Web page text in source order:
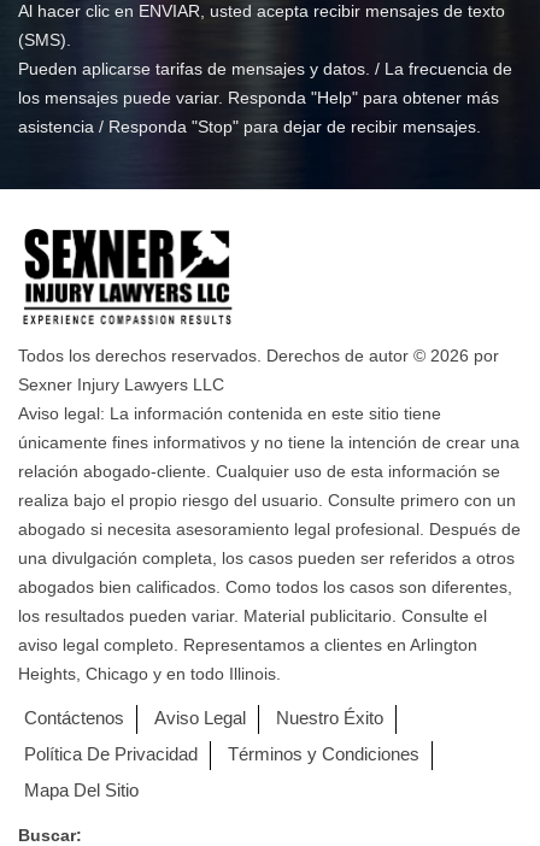
Al hacer clic en ENVIAR, usted acepta recibir mensajes de texto
(SMS).
Pueden aplicarse tarifas de mensajes y datos. / La frecuencia de
los mensajes puede variar. Responda "Help" para obtener más
asistencia / Responda "Stop" para dejar de recibir mensajes.
Todos los derechos reservados. Derechos de autor © 2026 por
Sexner Injury Lawyers LLC
Aviso legal: La información contenida en este sitio tiene
únicamente fines informativos y no tiene la intención de crear una
relación abogado-cliente. Cualquier uso de esta información se
realiza bajo el propio riesgo del usuario. Consulte primero con un
abogado si necesita asesoramiento legal profesional. Después de
una divulgación completa, los casos pueden ser referidos a otros
abogados bien calificados. Como todos los casos son diferentes,
los resultados pueden variar. Material publicitario. Consulte el
aviso legal completo. Representamos a clientes en Arlington
Heights, Chicago y en todo Illinois.
Contáctenos Aviso Legal
Nuestro Éxito
Política De Privacidad
Términos y Condiciones
Mapa Del Sitio
Buscar: